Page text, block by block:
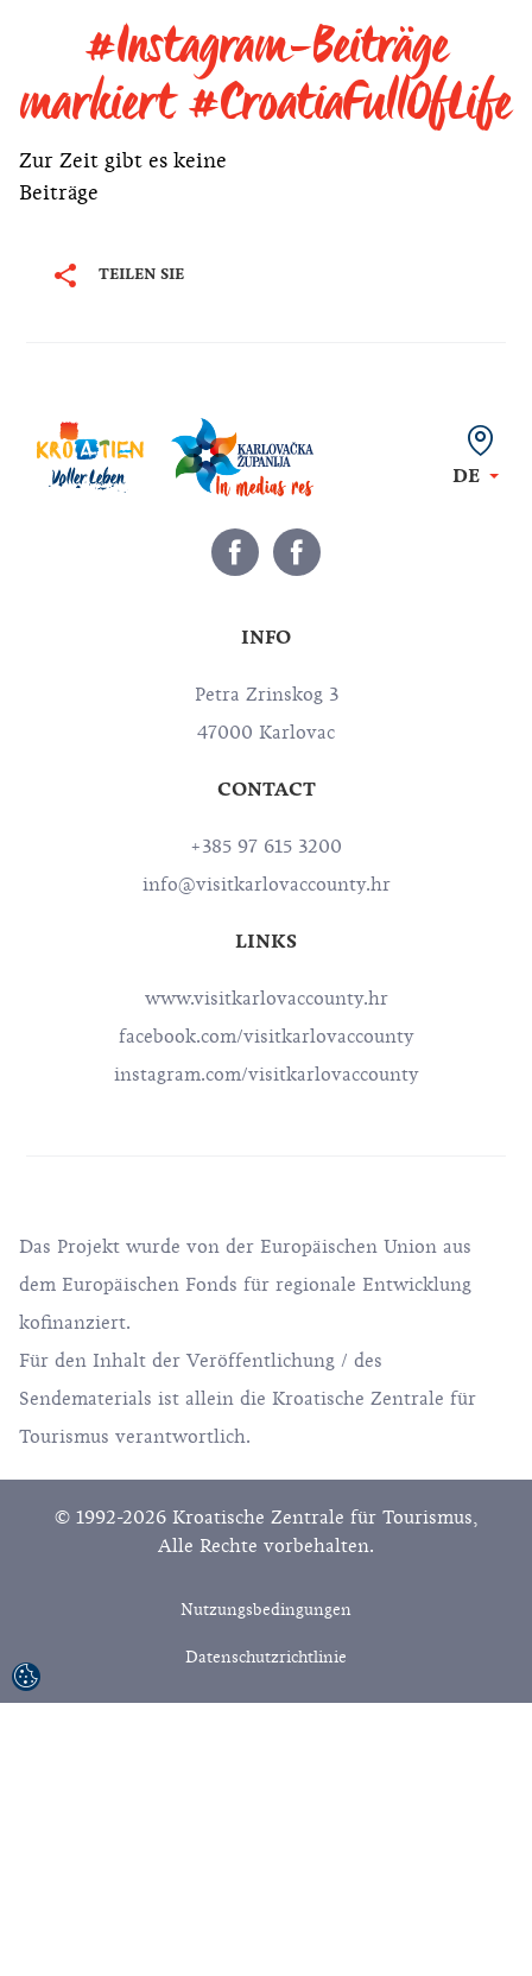
#Instagram-Beiträge
markiert #CroatiaFullOfLife
Zur Zeit gibt es keine
Beiträge
TEILEN SIE
DE
INFO
Petra Zrinskog 3
47000 Karlovac
CONTACT
+385 97 615 3200
info@visitkarlovaccounty.hr
LINKS
www.visitkarlovaccounty.hr
facebook.com/visitkarlovaccounty
instagram.com/visitkarlovaccounty
Das Projekt wurde von der Europäischen Union aus
dem Europäischen Fonds für regionale Entwicklung
kofinanziert.
Für den Inhalt der Veröffentlichung / des
Sendematerials ist allein die Kroatische Zentrale für
Tourismus verantwortlich.
© 1992-2026 Kroatische Zentrale für Tourismus,
Alle Rechte vorbehalten.
Nutzungsbedingungen
Datenschutzrichtlinie